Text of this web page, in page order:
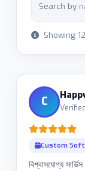
Showing
C
Custom
বিশ্বাসযোগ্য